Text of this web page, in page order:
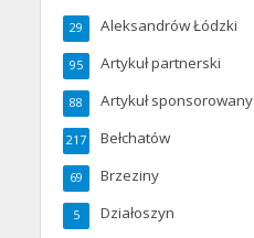
Aleksandrów Łódzki
29
Artykuł partnerski
95
Artykuł sponsorowany
88
Bełchatów
217
Brzeziny
69
Działoszyn
5